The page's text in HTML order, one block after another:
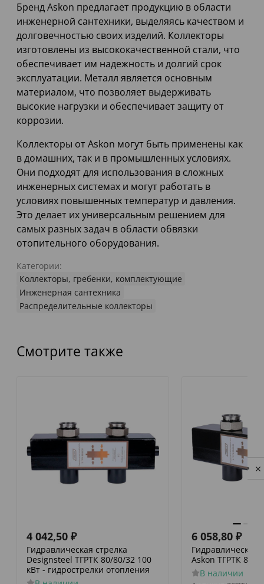
Бренд Askon предлагает продукцию в области
инженерной сантехники, выделяясь качеством и
долговечностью своих изделий. Коллекторы
изготовлены из высококачественной стали, что
обеспечивает им надежность и долгий срок
эксплуатации. Металл является основным
материалом, что позволяет выдерживать
высокие нагрузки и обеспечивает защиту от
коррозии.
Коллекторы от Askon могут быть применены как
в домашних, так и в промышленных условиях.
Они подходят для использования в сложных
инженерных системах и могут работать в
условиях повышенных температур и давления.
Это делает их универсальным решением для
самых разных задач в области обвязки
отопительного оборудования.
Категории:
Коллекторы, гребенки, комплектующие
Инженерная сантехника
Распределительные коллекторы
Смотрите также
4 042,50 ₽
Гидравлическая стрелка
Designsteel ТГРТК 80/80/32 100
кВт - гидрострелки отопления
6 058,80 ₽
Гидравлический
Askon ТГРТК 80/
В наличии
Privacy notice